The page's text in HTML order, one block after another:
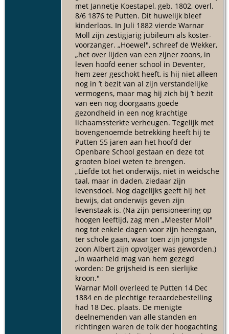
met Jannetje Koestapel, geb. 1802, overl.
8/6 1876 te Putten. Dit huwelijk bleef
kinderloos. In Juli 1882 vierde Warnar
Moll zijn zestigjarig jubileum als koster-
voorzanger. „Hoewel", schreef de Wekker,
„het over lijden van een zijner zoons, in
leven hoofd eener school in Deventer,
hem zeer geschokt heeft, is hij niet alleen
nog in ’t bezit van al zijn verstandelijke
vermogens, maar mag hij zich bij ’t bezit
van een nog doorgaans goede
gezondheid in een nog krachtige
lichaamssterkte verheugen. Tegelijk met
bovengenoemde betrekking heeft hij te
Putten 55 jaren aan het hoofd der
Openbare School gestaan en deze tot
grooten bloei weten te brengen.
„Liefde tot het onderwijs, niet in weidsche
taal, maar in daden, ziedaar zijn
levensdoel. Nog dagelijks geeft hij het
bewijs, dat onderwijs geven zijn
levenstaak is. (Na zijn pensioneering op
hoogen leeftijd, zag men „Meester Moll"
nog tot enkele dagen voor zijn heengaan,
ter schole gaan, waar toen zijn jongste
zoon Albert zijn opvolger was geworden.)
„In waarheid mag van hem gezegd
worden: De grijsheid is een sierlijke
kroon."
Warnar Moll overleed te Putten 14 Dec
1884 en de plechtige teraardebestelling
had 18 Dec. plaats. De menigte
deelnemenden van alle standen en
richtingen waren de tolk der hoogachting